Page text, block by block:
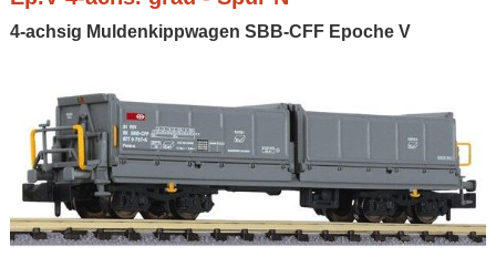
4-achsig Muldenkippwagen SBB-CFF Epoche V